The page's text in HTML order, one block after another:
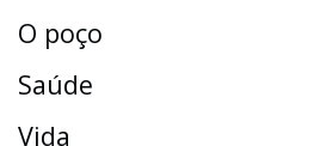
O poço
Saúde
Vida